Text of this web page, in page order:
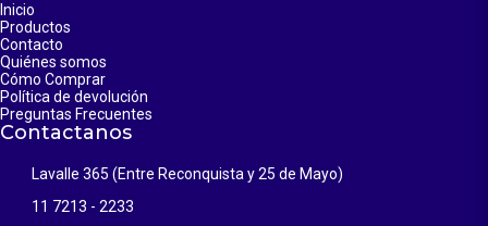
Inicio
Productos
Contacto
Quiénes somos
Cómo Comprar
Política de devolución
Preguntas Frecuentes
Contactanos
Lavalle 365 (Entre Reconquista y 25 de Mayo)
11 7213 - 2233